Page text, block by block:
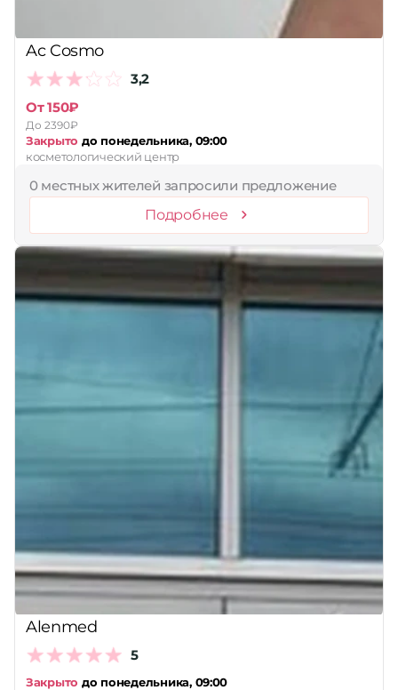
Ac Cosmo
3,2
От 150₽
До 2390₽
Закрыто до понедельника, 09:00
косметологический центр
0 местных жителей запросили предложение
Подробнее
Alenmed
5
Закрыто до понедельника, 09:00